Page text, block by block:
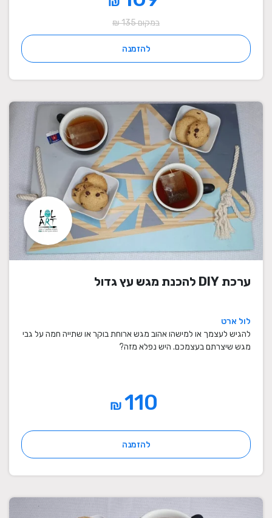
במקום 135 ₪
להזמנה
ערכת DIY להכנת מגש עץ גדול
לול ארט
להגיש לעצמך או למישהו אהוב מגש ארוחת בוקר או שתייה חמה על גבי
מגש שיצרתם בעצמכם. היש נפלא מזה?
₪
להזמנה